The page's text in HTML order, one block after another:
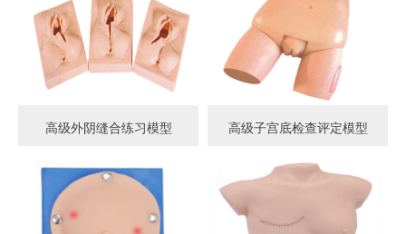
高级外阴缝合练习模型 高级子宫底检查评定模型